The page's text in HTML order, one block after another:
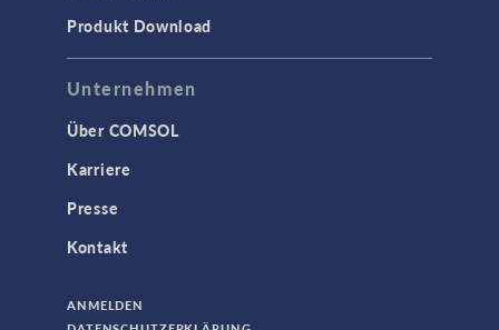
Produkt Download
Unternehmen
Über COMSOL
Karriere
Presse
Kontakt
ANMELDEN